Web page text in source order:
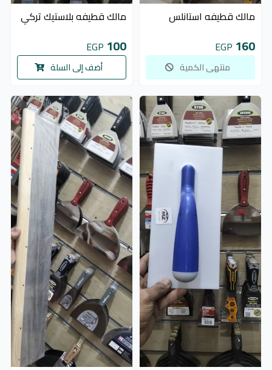
غير متوفرمالك قطيفه استانلس
160
EGP
منتهى الكمية
مالك قطيفه بلاستيك تركي
100
EGP
أضف إلى السلة